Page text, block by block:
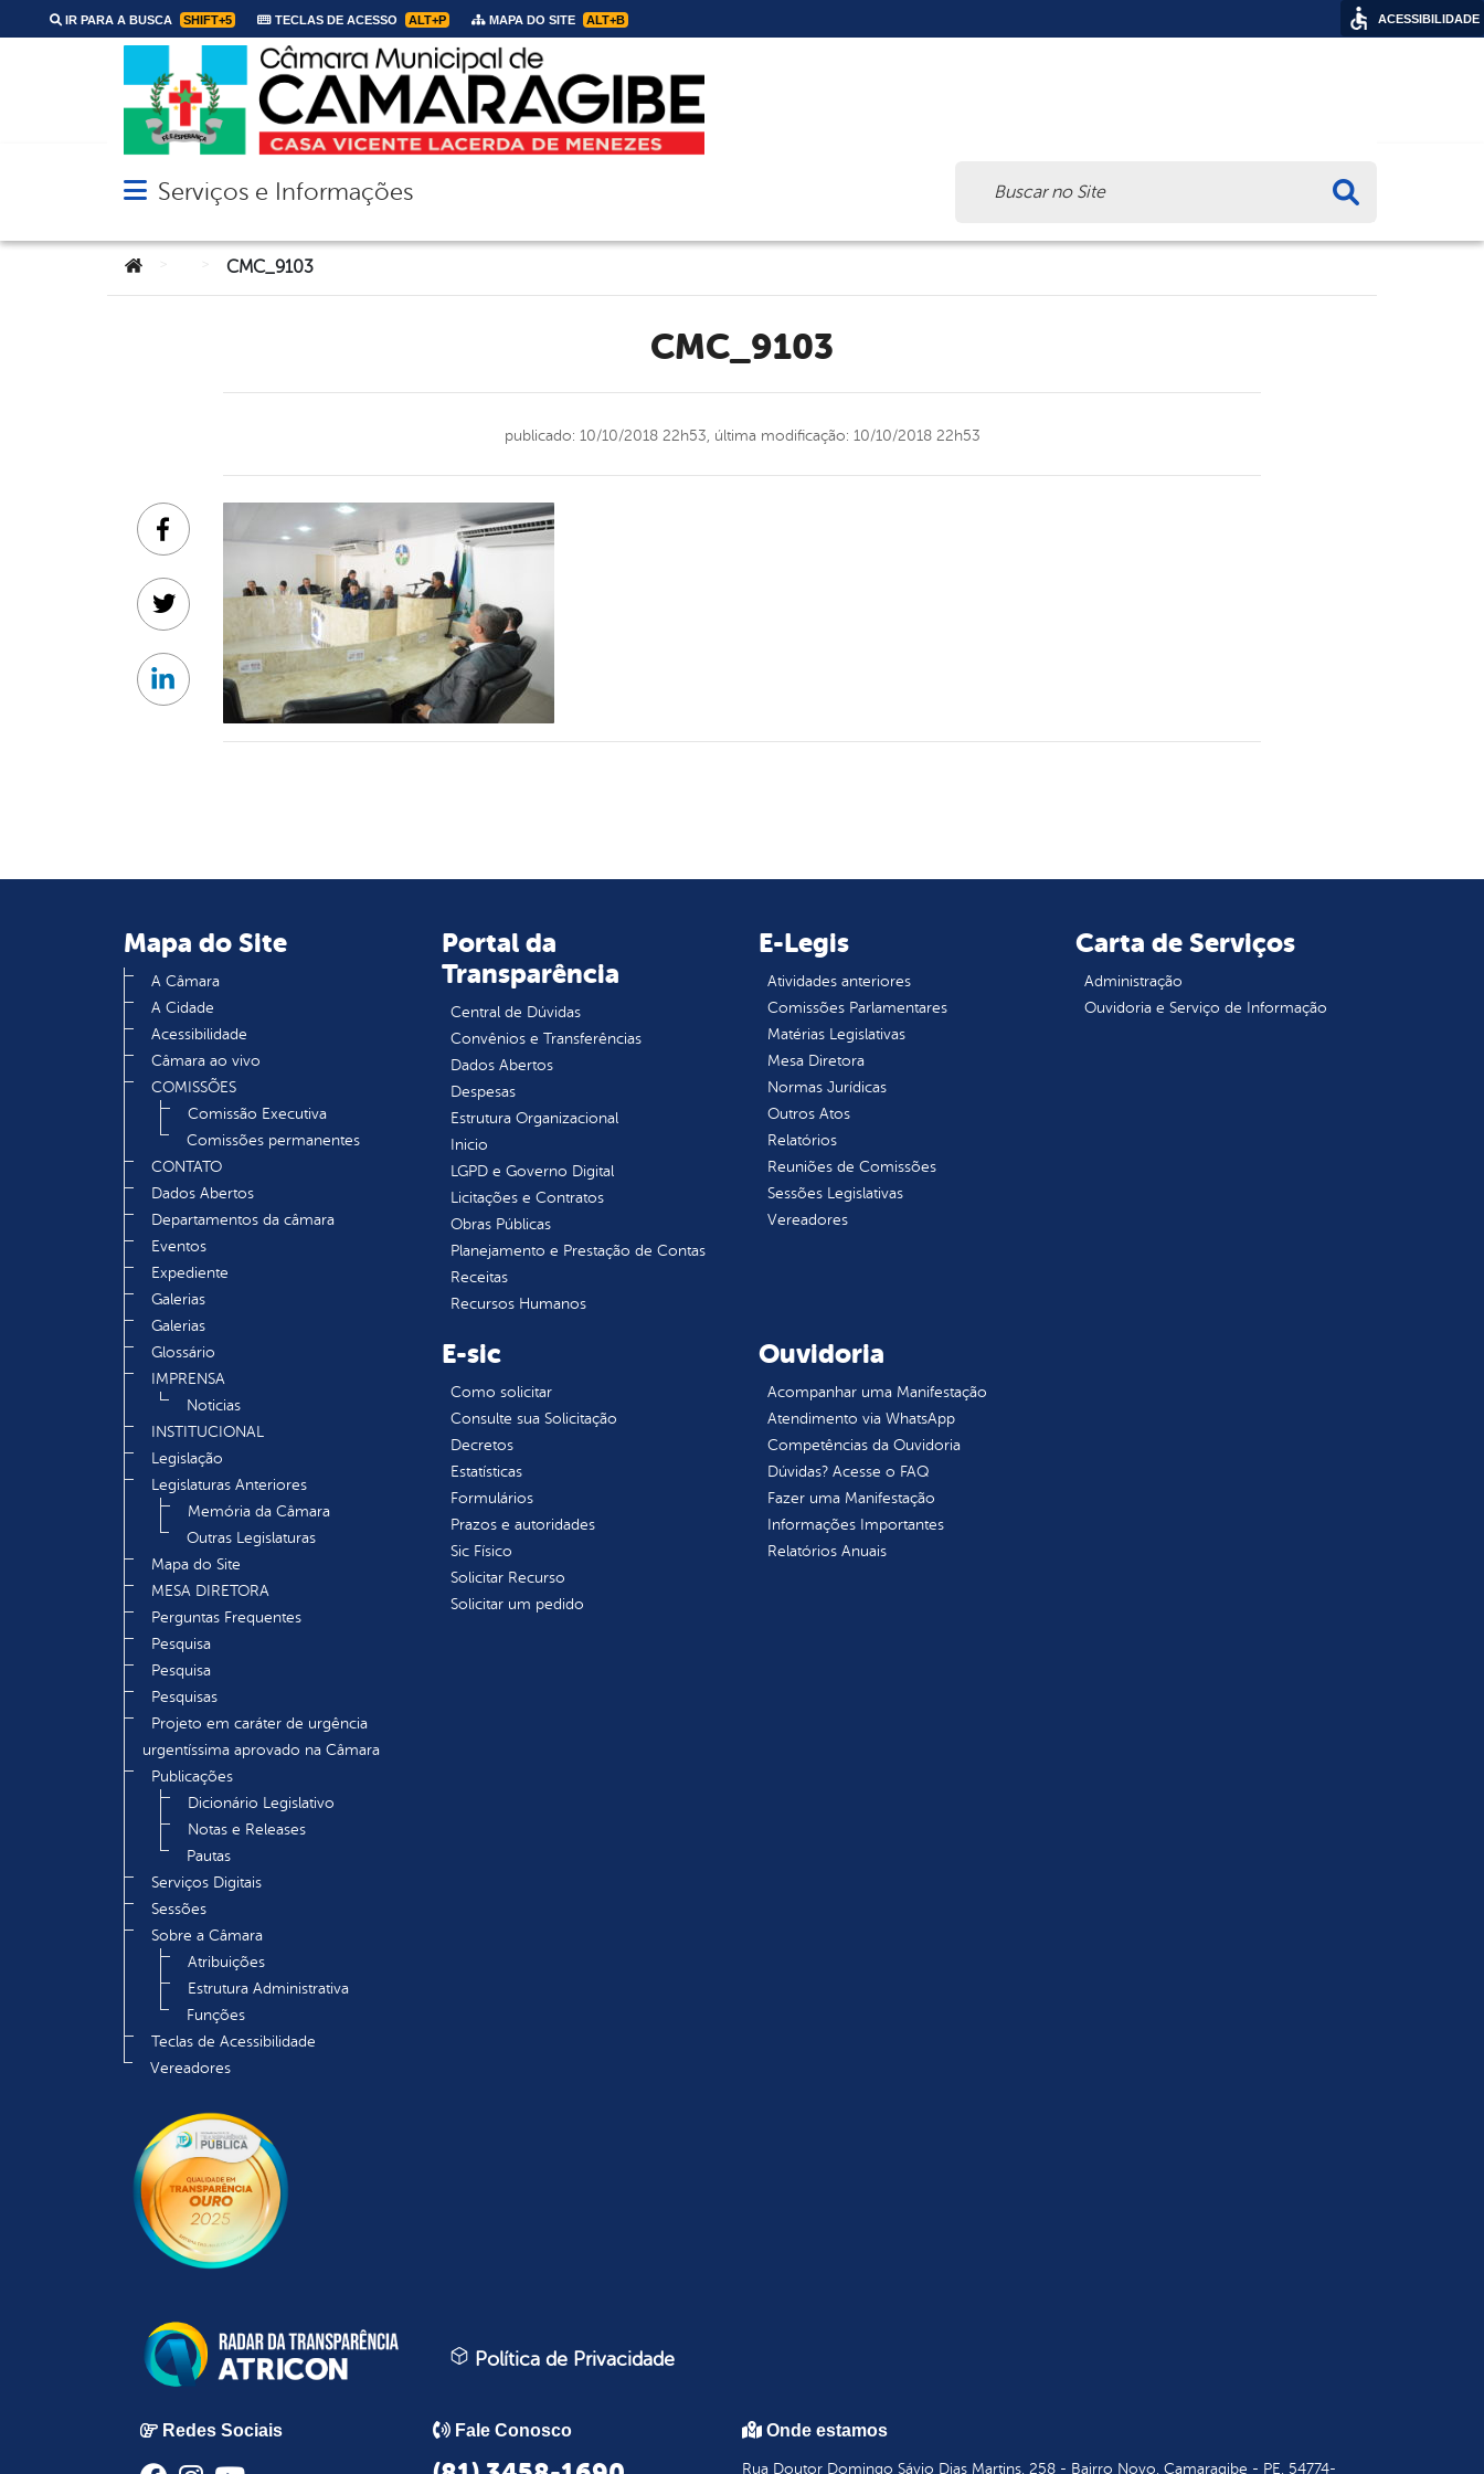
IR PARA A BUSCA SHIFT+5 TECLAS DE ACESSO ALT+P MAPA DO SITE ALT+B
Abrir menu principal de navegação
Serviços e Informações
Você está aqui:CMC_9103
CMC_9103
publicado: 10/10/2018 22h53, última modificação: 10/10/2018 22h53
Facebook
Twitter
Linkedin
Mapa do Site
A Câmara
A Cidade
Acessibilidade
Câmara ao vivo
COMISSÕES
Comissão Executiva
Comissões permanentes
CONTATO
Dados Abertos
Departamentos da câmara
Eventos
Expediente
Galerias
Galerias
Glossário
IMPRENSA
Noticias
INSTITUCIONAL
Legislação
Legislaturas Anteriores
Memória da Câmara
Outras Legislaturas
Mapa do Site
MESA DIRETORA
Perguntas Frequentes
Pesquisa
Pesquisa
Pesquisas
Projeto em caráter de urgência
urgentíssima aprovado na Câmara
Publicações
Dicionário Legislativo
Notas e Releases
Pautas
Serviços Digitais
Sessões
Sobre a Câmara
Atribuições
Estrutura Administrativa
Funções
Teclas de Acessibilidade
Vereadores
Portal da
Transparência
Central de Dúvidas
Convênios e Transferências
Dados Abertos
Despesas
Estrutura Organizacional
Inicio
LGPD e Governo Digital
Licitações e Contratos
Obras Públicas
Planejamento e Prestação de Contas
Receitas
Recursos Humanos
E-Legis
Atividades anteriores
Comissões Parlamentares
Matérias Legislativas
Mesa Diretora
Normas Jurídicas
Outros Atos
Relatórios
Reuniões de Comissões
Sessões Legislativas
Vereadores
Carta de Serviços
Administração
Ouvidoria e Serviço de Informação
E-sic
Como solicitar
Consulte sua Solicitação
Decretos
Estatísticas
Formulários
Prazos e autoridades
Sic Físico
Solicitar Recurso
Solicitar um pedido
Ouvidoria
Acompanhar uma Manifestação
Atendimento via WhatsApp
Competências da Ouvidoria
Dúvidas? Acesse o FAQ
Fazer uma Manifestação
Informações Importantes
Relatórios Anuais
Política de Privacidade
Redes Sociais Fale Conosco Onde estamos
Rua Doutor Domingo Sávio Dias Martins, 258 - Bairro Novo, Camaragibe - PE, 54774-
ACESSIBILIDADE